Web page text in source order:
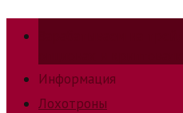
Информация
Лохотроны